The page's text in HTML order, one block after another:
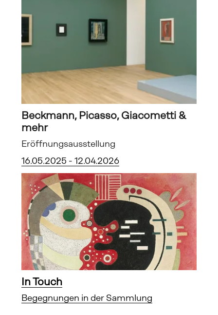
Beckmann, Picasso, Giacometti &
mehr
Eröffnungsausstellung
16.05.2025 - 12.04.2026
In Touch
Begegnungen in der Sammlung